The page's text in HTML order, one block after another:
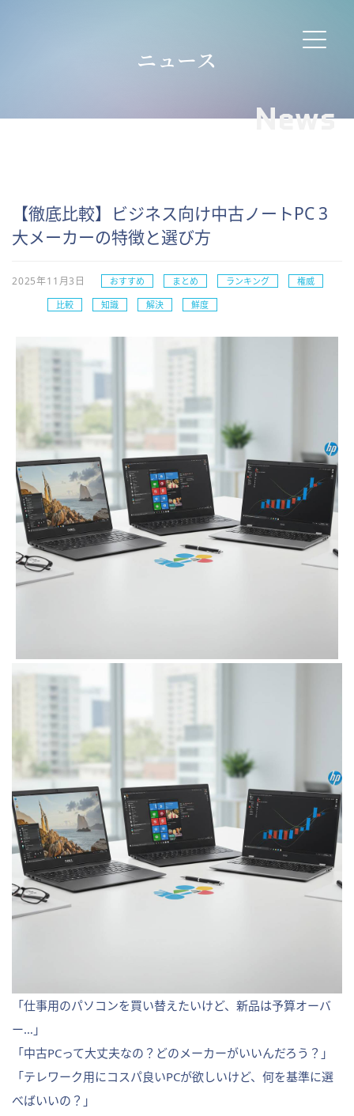
ニュース
News
【徹底比較】ビジネス向け中古ノートPC 3
大メーカーの特徴と選び方
2025年11月3日 おすすめ まとめ ランキング
権威
比較
知識 解決 鮮度
「仕事用のパソコンを買い替えたいけど、新品は予算オーバ
ー…」
「中古PCって大丈夫なの？どのメーカーがいいんだろう？」
「テレワーク用にコスパ良いPCが欲しいけど、何を基準に選
べばいいの？」